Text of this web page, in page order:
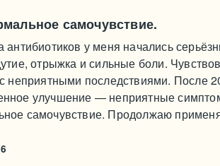
самочувствие.
антибиотиков у меня начались
отрыжка и сильные боли.
неприятными последствиями. После
улучшение — неприятные
самочувствие. Продолжаю